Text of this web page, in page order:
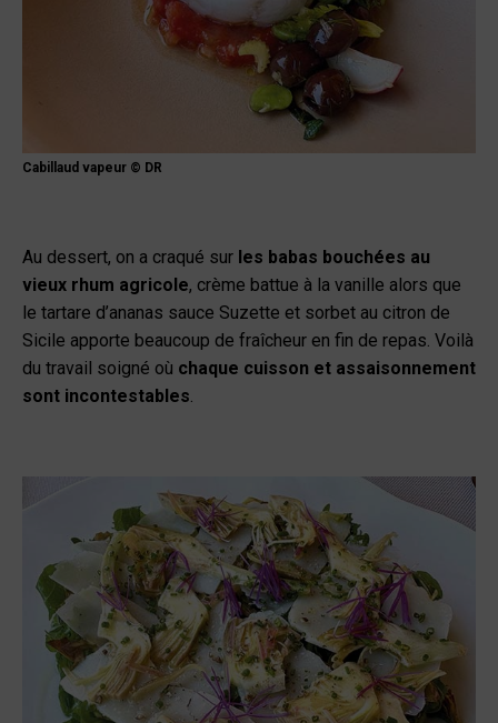
Cabillaud vapeur © DR
Au dessert, on a craqué sur les babas bouchées au
vieux rhum agricole, crème battue à la vanille alors que
le tartare d’ananas sauce Suzette et sorbet au citron de
Sicile apporte beaucoup de fraîcheur en fin de repas. Voilà
du travail soigné où chaque cuisson et assaisonnement
sont incontestables